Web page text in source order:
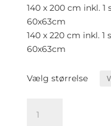
140 x 200 cm inkl.
60x63cm
140 x 220 cm inkl.
60x63cm
Vælg størrelse
INA